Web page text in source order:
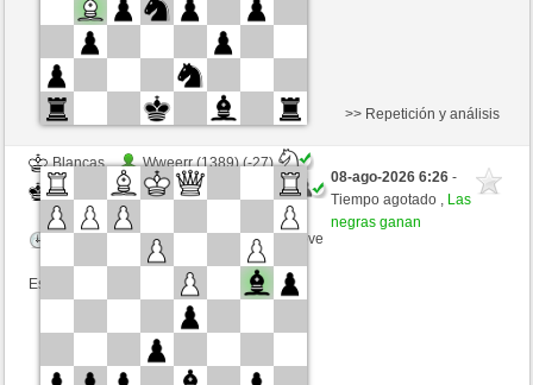
Blancas
Wweerr (1389) (-27)
Negras
ONURB-2 (1108) (+30)
Tiempo: 5 minutes/side + 0 seconds/move
Esta partida es por puntos
>> Repetición y análisis
08-ago-2026 6:26-
Tiempo agotado , Las
negras ganan